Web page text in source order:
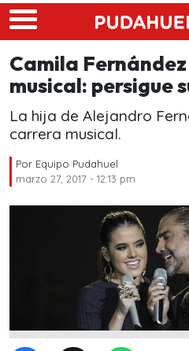
Skip to main content
Camila
musical: persigue
La hija de Alejandro
carrera musical.
Por Equipo Pudahuel
marzo 27, 2017 - 12:13 pm